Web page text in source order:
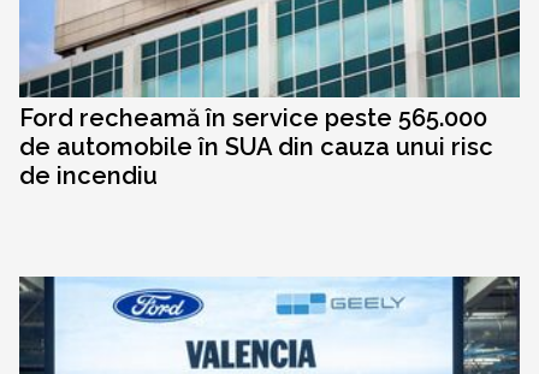
Ford recheamă în service peste 565.000
de automobile în SUA din cauza unui risc
de incendiu